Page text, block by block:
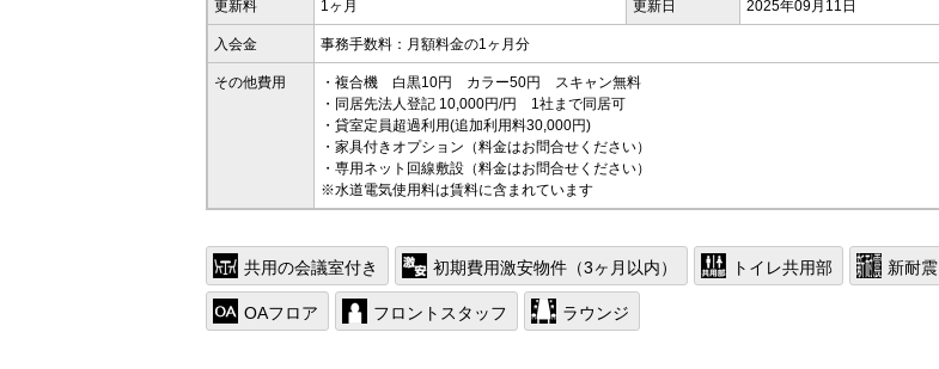
更新料 1ヶ月 更新日 2025年09月11日
入会金 事務手数料：月額料金の1ヶ月分
その他費用
・複合機 白黒10円 カラー50円 スキャン無料
・同居先法人登記 10,000円/円 1社まで同居可
・貸室定員超過利用(追加利用料30,000円)
・家具付きオプション（料金はお問合せください）
・専用ネット回線敷設（料金はお問合せください）
※水道電気使用料は賃料に含まれています
共用の会議室付き 初期費用激安物件（3ヶ月以内） トイレ共用部 新耐震
OAフロア フロントスタッフ ラウンジ